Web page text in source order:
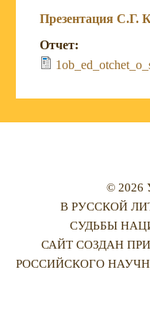
Презентация С.Г.
Отчет:
©
В РУССКОЙ
СУДЬБЫ
САЙТ СОЗДАН
РОССИЙСКОГО